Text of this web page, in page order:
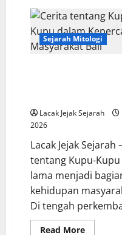
Kuno
terhadap
Modern
Sejarah Mitologi
Lacak Jejak Sejarah
2026
Lacak Jejak Sejarah
tentang Kupu-
lama menjadi
kehidupan
Di tengah
Read MoreRead